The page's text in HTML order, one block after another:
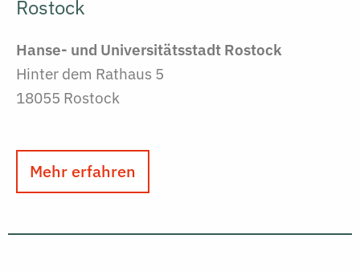
Rostock
Hanse- und Universitätsstadt Rostock
Hinter dem Rathaus 5
18055 Rostock
Mehr erfahren